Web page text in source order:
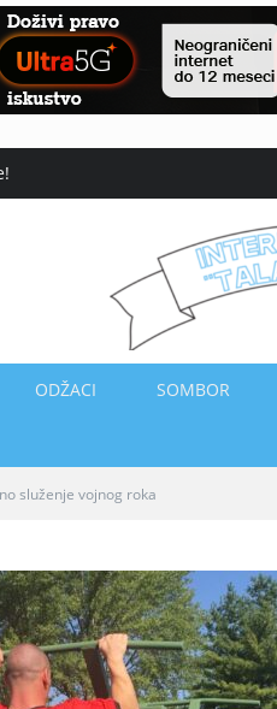
ODŽACI SOMBOR
služenje vojnog roka